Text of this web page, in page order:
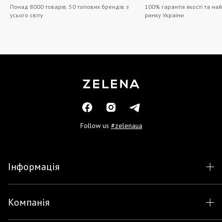
Понад 8000 товарів. 50 топових брендів з
усього світу
100% гарантія якості та
ринку України
Follow us #zelenaua
Інформація
Компанія